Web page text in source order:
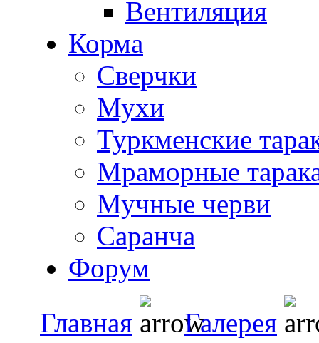
Вентиляция
Корма
Сверчки
Мухи
Туркменские
Мраморные
Мучные черви
Саранча
Форум
Главная
Галерея